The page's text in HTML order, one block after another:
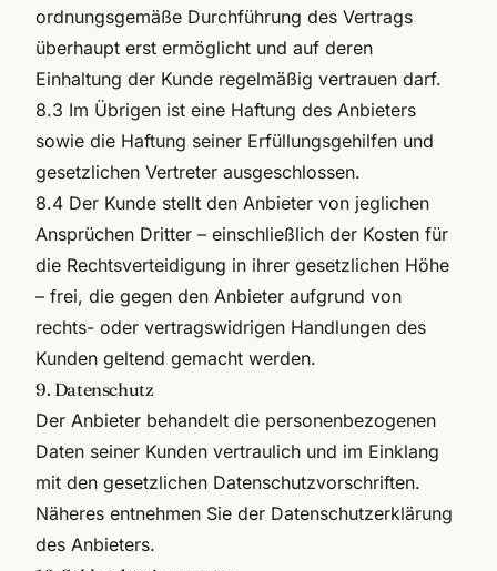
ordnungsgemäße Durchführung des Vertrags
überhaupt erst ermöglicht und auf deren
Einhaltung der Kunde regelmäßig vertrauen darf.
8.3 Im Übrigen ist eine Haftung des Anbieters
sowie die Haftung seiner Erfüllungsgehilfen und
gesetzlichen Vertreter ausgeschlossen.
8.4 Der Kunde stellt den Anbieter von jeglichen
Ansprüchen Dritter – einschließlich der Kosten für
die Rechtsverteidigung in ihrer gesetzlichen Höhe
– frei, die gegen den Anbieter aufgrund von
rechts- oder vertragswidrigen Handlungen des
Kunden geltend gemacht werden.
9. Datenschutz
Der Anbieter behandelt die personenbezogenen
Daten seiner Kunden vertraulich und im Einklang
mit den gesetzlichen Datenschutzvorschriften.
Näheres entnehmen Sie der Datenschutzerklärung
des Anbieters.